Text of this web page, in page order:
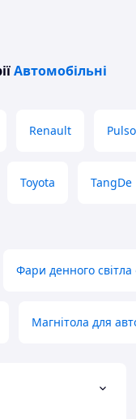
Автомобільні
Renault Pulso
Toyota TangDe
Фари денного
Магнітола для